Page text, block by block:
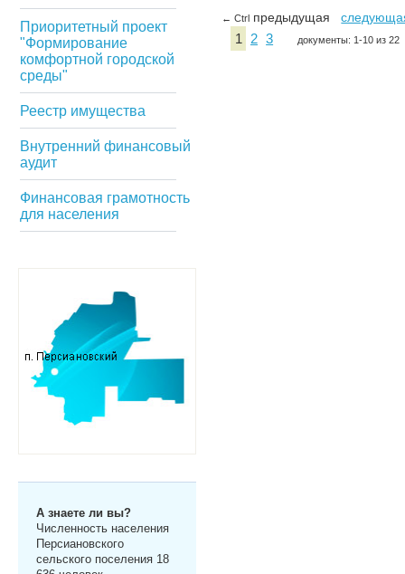
Приоритетный проект
"Формирование
комфортной городской
среды"
Реестр имущества
Внутренний финансовый
аудит
Финансовая грамотность
для населения
А знаете ли вы?
Численность населения
Персиановского
сельского поселения 18
← Ctrl предыдущая
1 2 3 документы: 1-10 из 22